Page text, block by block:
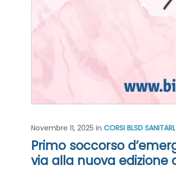
Novembre 11, 2025 in CORSI BLSD SANITARI,
Primo soccorso
via alla nuova edizione